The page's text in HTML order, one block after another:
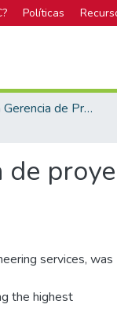
Políticas
Maestría en Gerencia de Proyectos
services, was
the highest